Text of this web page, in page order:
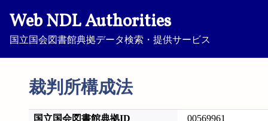
Web NDL Authorities
国立国会図書館典拠データ検索・提供サービス
裁判所構成法
国立国会図書館典拠ID 00569961